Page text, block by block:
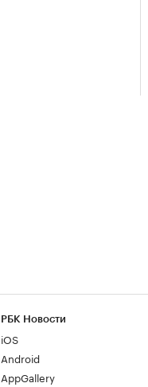
РБК Новости
iOS
Android
AppGallery